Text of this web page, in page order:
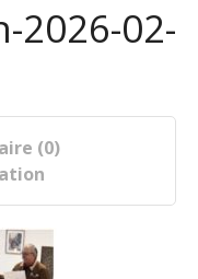
2026-02-
(0)